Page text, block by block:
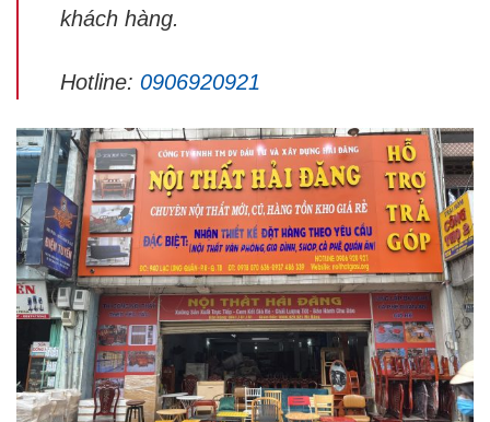
khách hàng.
Hotline: 0906920921